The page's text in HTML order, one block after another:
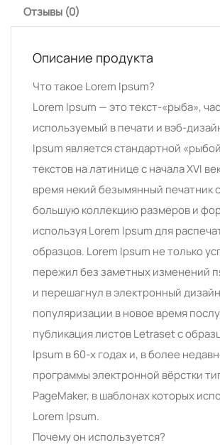
Отзывы (0)
Описание продукта
Что такое Lorem Ipsum?
Lorem Ipsum — это текст-«рыба»,
используемый в печати и вэб-
Ipsum является стандартной
текстов на латинице с начала XVI
время некий безымянный печатник
большую коллекцию размеров и
используя Lorem Ipsum для
образцов. Lorem Ipsum не только
пережил без заметных изменений
и перешагнул в электронный
популяризации в новое время
публикация листов Letraset с
Ipsum в 60-х годах и, в более
программы электронной вёрстки
PageMaker, в шаблонах которых
Lorem Ipsum.
Почему он используется?